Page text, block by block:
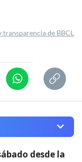
transparencia de BBCL
desde la